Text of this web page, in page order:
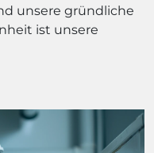
unsere gründliche
ist unsere